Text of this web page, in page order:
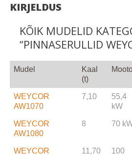
KIRJELDUS
KÕIK MUDELID
“PINNASERULLID
Mudel
Kaal
(t)
WEYCOR
AW1070
7,10
55,4
kW
WEYCOR
AW1080
8 70
WEYCOR
11,70
100